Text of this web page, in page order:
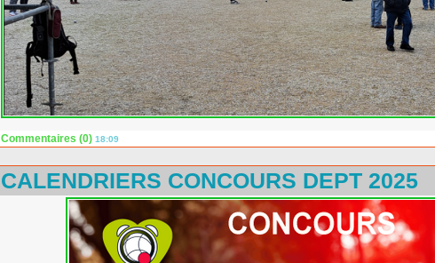
Commentaires (0) 18:09
CALENDRIERS CONCOURS DEPT 2025